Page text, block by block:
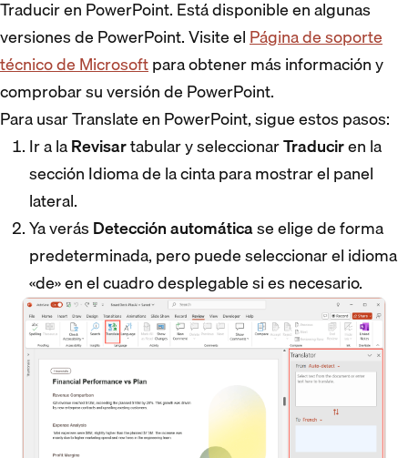
Traducir en PowerPoint. Está disponible en algunas
versiones de PowerPoint. Visite elPágina de soporte
técnico de Microsoftpara obtener más información y
comprobar su versión de PowerPoint.
Para usar Translate en PowerPoint, sigue estos pasos:
Ir a laRevisartabular y seleccionarTraduciren la
sección Idioma de la cinta para mostrar el panel
lateral.
Ya verás Detección automáticase elige de forma
predeterminada, pero puede seleccionar el idioma
«de» en el cuadro desplegable si es necesario.